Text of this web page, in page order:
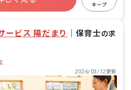
キープ
ービス 陽だまり 保育士の求
2026/03/12更新